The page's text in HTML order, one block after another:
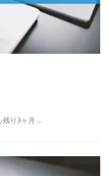
残り3ヶ月 …